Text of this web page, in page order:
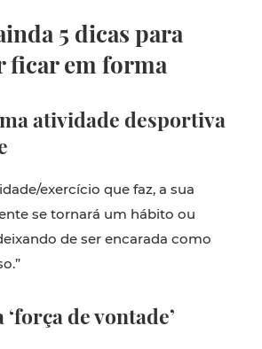
5 dicas para
ficar em forma
atividade desportiva
exercício que faz, a sua
se tornará um hábito ou
de ser encarada como
‘força de vontade’